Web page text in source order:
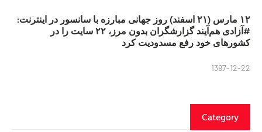
۱۲ مارس (۲۱ اسفند) روز جهانی مبارزه با سانسور در اینترنت:
#آزادی هم‌آیند گزارشگران‌ بدون مرز، ۲۲ سایت را در
کشورهای خود رفع مسدودیت کرد
1397-12-22
Category